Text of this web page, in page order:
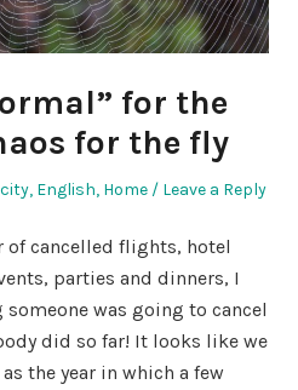
for the
for the fly
, English, Home Leave a Reply
of cancelled flights, hotel
parties and dinners, I
was going to cancel
did so far! It looks like we
the year in which a few